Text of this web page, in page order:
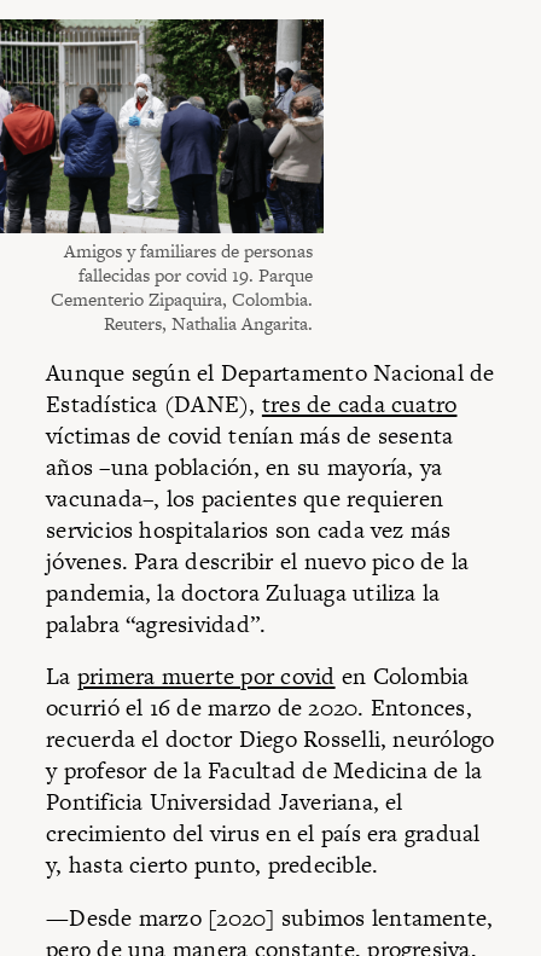
Amigos y familiares de personas
fallecidas por covid 19. Parque
Cementerio Zipaquira, Colombia.
Reuters, Nathalia Angarita.
Aunque según el Departamento Nacional de
Estadística (DANE), tres de cada cuatro
víctimas de covid tenían más de sesenta
años –una población, en su mayoría, ya
vacunada–, los pacientes que requieren
servicios hospitalarios son cada vez más
jóvenes. Para describir el nuevo pico de la
pandemia, la doctora Zuluaga utiliza la
palabra “agresividad”.
La primera muerte por covid en Colombia
ocurrió el 16 de marzo de 2020. Entonces,
recuerda el doctor Diego Rosselli, neurólogo
y profesor de la Facultad de Medicina de la
Pontificia Universidad Javeriana, el
crecimiento del virus en el país era gradual
y, hasta cierto punto, predecible.
—Desde marzo [2020] subimos lentamente,
pero de una manera constante, progresiva,